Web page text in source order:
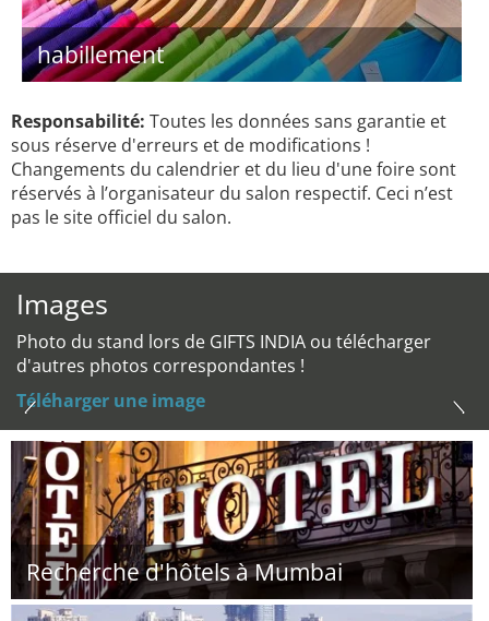
habillement
Responsabilité: Toutes les données sans garantie et
sous réserve d'erreurs et de modifications !
Changements du calendrier et du lieu d'une foire sont
réservés à l’organisateur du salon respectif. Ceci n’est
pas le site officiel du salon.
Images
Photo du stand lors de GIFTS INDIA ou télécharger
d'autres photos correspondantes !
Téléharger une image
Recherche d'hôtels à Mumbai